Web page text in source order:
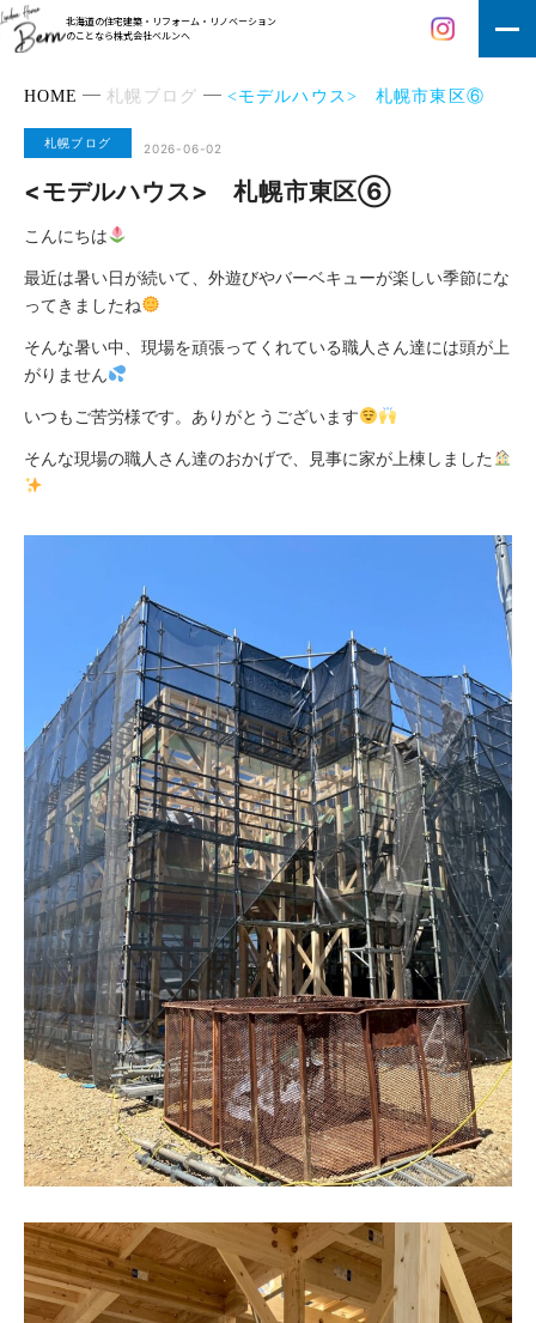
北海道の住宅建築・リフォーム・リノベーション
のことなら株式会社ベルンへ
HOME 札幌ブログ <モデルハウス> 札幌市東区⑥
札幌ブログ 2026-06-02
<モデルハウス> 札幌市東区⑥
こんにちは
最近は暑い日が続いて、外遊びやバーベキューが楽しい季節にな
ってきましたね
そんな暑い中、現場を頑張ってくれている職人さん達には頭が上
がりません
いつもご苦労様です。ありがとうございます
そんな現場の職人さん達のおかげで、見事に家が上棟しました